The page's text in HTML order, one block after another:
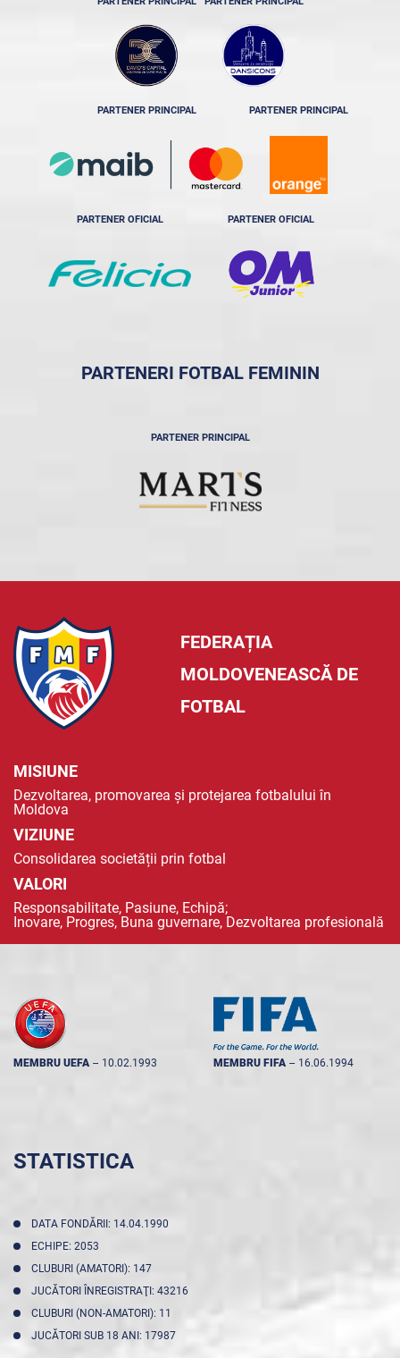
PARTENER PRINCIPAL PARTENER PRINCIPAL
PARTENER OFICIAL PARTENER OFICIAL
PARTENERI FOTBAL FEMININ
PARTENER PRINCIPAL
FEDERAȚIA
MOLDOVENEASCĂ DE
FOTBAL
MISIUNE
Dezvoltarea, promovarea și protejarea fotbalului în
Moldova
VIZIUNE
Consolidarea societății prin fotbal
VALORI
Responsabilitate, Pasiune, Echipă;
Inovare, Progres, Buna guvernare, Dezvoltarea profesională
MEMBRU UEFA -- 10.02.1993 MEMBRU FIFA -- 16.06.1994
STATISTICA
DATA FONDĂRII: 14.04.1990
ECHIPE: 2053
CLUBURI (AMATORI): 147
JUCĂTORI ÎNREGISTRAŢI: 43216
CLUBURI (NON-AMATORI): 11
JUCĂTORI SUB 18 ANI: 17987